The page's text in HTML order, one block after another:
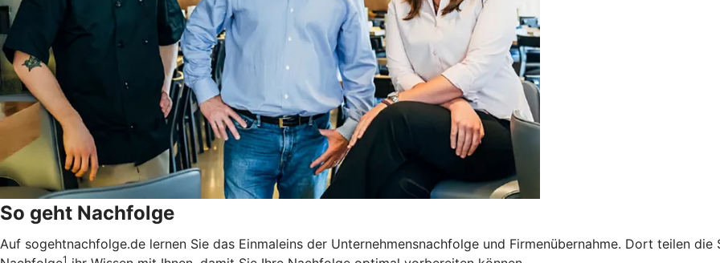
So geht Nachfolge
Auf sogehtnachfolge.de lernen Sie das Einmaleins der Unternehmensnachfolge und Firmenübernahme. Dort teilen
1